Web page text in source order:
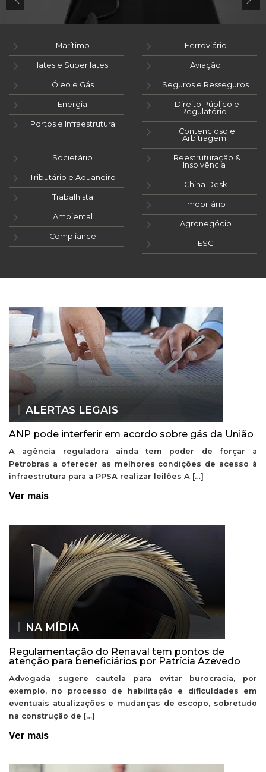
Marítimo
Iates e Super Iates
Óleo e Gás
Energia
Portos e Infraestrutura
Ferroviário
Aviação
Seguros e Resseguros
Direito Público e
Regulatório
Contencioso e
Arbitragem
Societário
Tributário e Aduaneiro
Trabalhista
Ambiental
Compliance
Reestruturação &
Insolvência
China Desk
Imobiliário
Agronegócio
ESG
ALERTAS LEGAIS
ANP pode interferir em acordo sobre gás da União
A agência reguladora ainda tem poder de forçar a
Petrobras a oferecer as melhores condições de acesso à
infraestrutura para a PPSA realizar leilões A […]
Ver mais
NA MÍDIA
Regulamentação do Renaval tem pontos de
atenção para beneficiários por Patrícia Azevedo
Advogada sugere cautela para evitar burocracia, por
exemplo, no processo de habilitação e dificuldades em
eventuais atualizações e mudanças de escopo, sobretudo
na construção de […]
Ver mais